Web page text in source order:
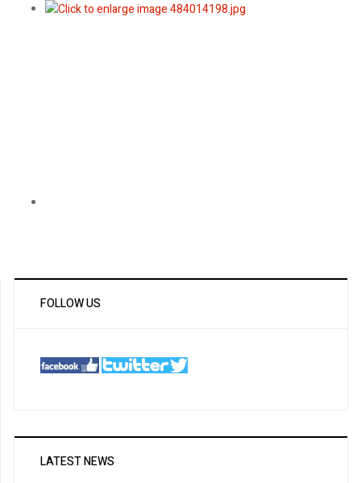
FOLLOW US
LATEST NEWS